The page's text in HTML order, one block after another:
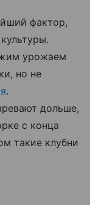
фактор,
урожаем
но не
.
дольше,
с конца
такие клубни